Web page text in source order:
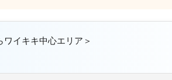
イキキ中心エリア＞